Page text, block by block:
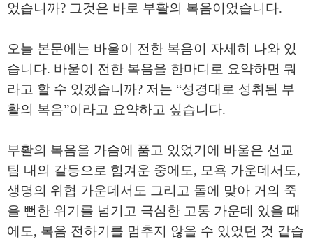
었습니까? 그것은 바로 부활의 복음이었습니다.
오늘 본문에는 바울이 전한 복음이 자세히 나와 있
습니다. 바울이 전한 복음을 한마디로 요약하면 뭐
라고 할 수 있겠습니까? 저는 “성경대로 성취된 부
활의 복음”이라고 요약하고 싶습니다.
부활의 복음을 가슴에 품고 있었기에 바울은 선교
팀 내의 갈등으로 힘겨운 중에도, 모욕 가운데서도,
생명의 위협 가운데서도 그리고 돌에 맞아 거의 죽
을 뻔한 위기를 넘기고 극심한 고통 가운데 있을 때
에도, 복음 전하기를 멈추지 않을 수 있었던 것 같습